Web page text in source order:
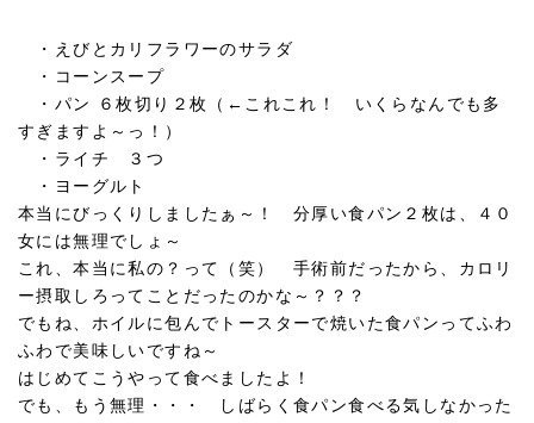
・えびとカリフラワーのサラダ
・コーンスープ
・パン ６枚切り２枚（←これこれ！ いくらなんでも多
すぎますよ～っ！）
・ライチ ３つ
・ヨーグルト
本当にびっくりしましたぁ～！ 分厚い食パン２枚は、４０
女には無理でしょ～
これ、本当に私の？って（笑） 手術前だったから、カロリ
ー摂取しろってことだったのかな～？？？
でもね、ホイルに包んでトースターで焼いた食パンってふわ
ふわで美味しいですね～
はじめてこうやって食べましたよ！
でも、もう無理・・・ しばらく食パン食べる気しなかった